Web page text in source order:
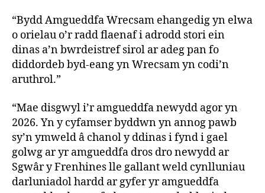
“Bydd Amgueddfa Wrecsam ehangedig yn elwa
o orielau o’r radd flaenaf i adrodd stori ein
dinas a’n bwrdeistref sirol ar adeg pan fo
diddordeb byd-eang yn Wrecsam yn codi’n
aruthrol.”
“Mae disgwyl i’r amgueddfa newydd agor yn
2026. Yn y cyfamser byddwn yn annog pawb
sy’n ymweld â chanol y ddinas i fynd i gael
golwg ar yr amgueddfa dros dro newydd ar
Sgwâr y Frenhines lle gallant weld cynlluniau
darluniadol hardd ar gyfer yr amgueddfa